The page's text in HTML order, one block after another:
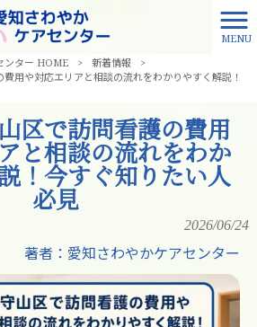
MENU
ンター HOME > 新着情報
>
用や対応エリアと相談の流れをわかりやすく解説！
区で訪問看護の費用
と相談の流れをわか
！今すぐ知りたい人
必見
2026/06/24
著者：愛知さわやかケアセンター